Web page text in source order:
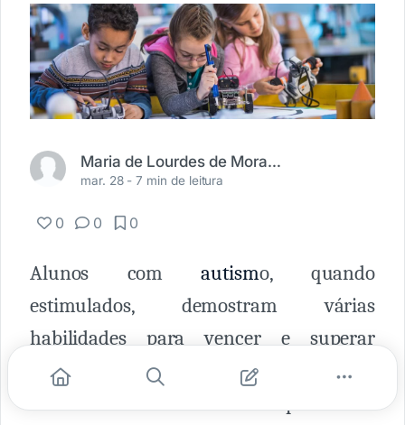
Maria de Lourdes de Moraes Pezzuol
mar. 28 -7 min de leitura
0 0 0
Alunos comautismo, quando
estimulados, demostram várias
habilidades para vencer e superar
desafios relacionados a gostos, interesses,